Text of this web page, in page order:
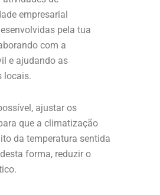
empresarial
pela tua
com a
e ajudando as
locais.
ajustar os
que a climatização
da temperatura sentida
forma, reduzir o